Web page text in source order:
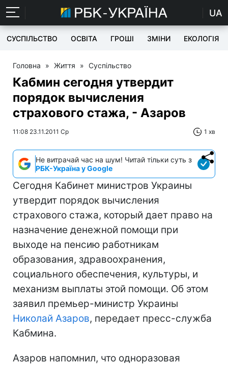
UA
СУСПІЛЬСТВО ОСВІТА ГРОШІ ЗМІНИ ЕКОЛОГІЯ
Головна » Життя » Суспільство
Кабмин сегодня утвердит
порядок вычисления
страхового стажа, - Азаров
11:08 23.11.2011 Ср 1 хв
Не витрачай час на шум! Читай тільки суть з
РБК-Україна у Google
Сегодня Кабинет министров Украины
утвердит порядок вычисления
страхового стажа, который дает право на
назначение денежной помощи при
выходе на пенсию работникам
образования, здравоохранения,
социального обеспечения, культуры, и
механизм выплаты этой помощи. Об этом
заявил премьер-министр Украины
Николай Азаров, передает пресс-служба
Кабмина.
Азаров напомнил, что одноразовая